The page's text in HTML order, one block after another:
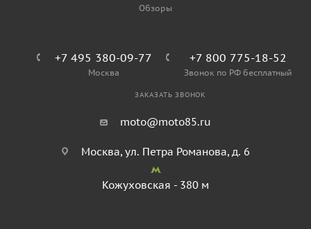
Обзоры
+7 495 380-09-77
Москва
+7 800 775-18-52
Звонок по РФ бесплатный
ЗАКАЗАТЬ ЗВОНОК
moto@moto85.ru
Москва, ул. Петра Романова, д. 6
Кожуховская - 380 м